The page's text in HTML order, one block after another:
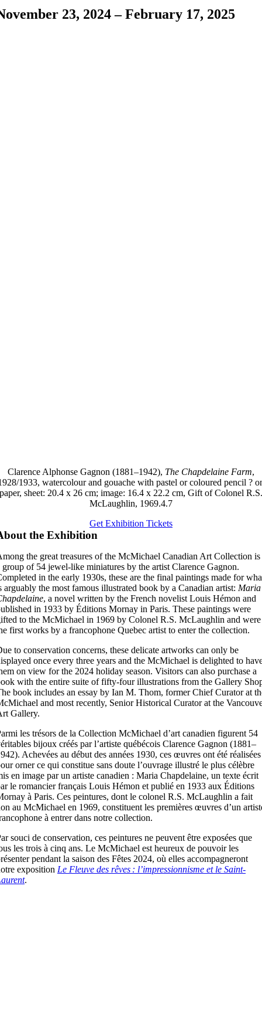
23, 2024 – February 17, 2025
Clarence Alphonse Gagnon (1881–1942), The Chapdelaine Farm,
1933, watercolour and gouache with pastel or coloured pencil ?
paper, sheet: 20.4 x 26 cm; image: 16.4 x 22.2 cm, Gift of Colonel R.S.
McLaughlin, 1969.4.7
Get Exhibition Tickets
the Exhibition
the great treasures of the McMichael Canadian Art Collection is
group of 54 jewel-like miniatures by the artist Clarence Gagnon.
in the early 1930s, these are the final paintings made for
arguably the most famous illustrated book by a Canadian artist: Maria
, a novel written by the French novelist Louis Hémon and
in 1933 by Éditions Mornay in Paris. These paintings were
to the McMichael in 1969 by Colonel R.S. McLaughlin and were
first works by a francophone Quebec artist to enter the collection.
to conservation concerns, these delicate artworks can only be
once every three years and the McMichael is delighted to
on view for the 2024 holiday season. Visitors can also purchase a
with the entire suite of fifty-four illustrations from the Gallery
book includes an essay by Ian M. Thom, former Chief Curator at
and most recently, Senior Historical Curator at the
Gallery.
les trésors de la Collection McMichael d’art canadien figurent 54
bijoux créés parl’artiste québécois Clarence Gagnon (1881–
Achevées au début des années 1930, ces œuvres ont été réalisées
orner ce qui constitue sans doute l’ouvrage illustré le plus célèbre
en image par un artiste canadien : Maria Chapdelaine, un texte écrit
le romancier français Louis Hémon et publié en 1933 aux Éditions
à Paris. Ces peintures, dont le colonel R.S. McLaughlin a fait
au McMichael en 1969, constituent les premières œuvres d’un
à entrer dans notre collection.
souci de conservation, ces peintures ne peuvent être exposées que
les trois à cinq ans. Le McMichael est heureux de pouvoir les
ésenter pendant la saison des Fêtes 2024, où elles accompagneront
exposition Le Fleuve des rêves : l’impressionnisme et le Saint-
.